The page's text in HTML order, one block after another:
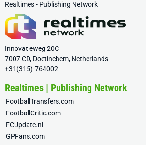
Realtimes - Publishing Network
Innovatieweg 20C
7007 CD, Doetinchem, Netherlands
+31(315)-764002
Realtimes | Publishing Network
FootballTransfers.com
FootballCritic.com
FCUpdate.nl
GPFans.com